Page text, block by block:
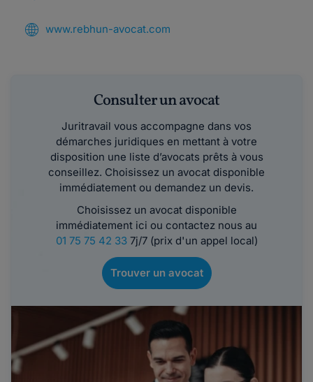
www.rebhun-avocat.com
Consulter un avocat
Juritravail vous accompagne dans vos
démarches juridiques en mettant à votre
disposition une liste d’avocats prêts à vous
conseillez. Choisissez un avocat disponible
immédiatement ou demandez un devis.
Choisissez un avocat disponible
immédiatement ici ou contactez nous au
01 75 75 42 337j/7 (prix d'un appel local)
Trouver un avocat